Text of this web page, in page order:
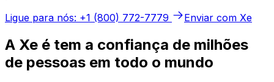
Ligue para nós: +1 (800) 772-7779
Enviar com Xe
A Xe é tem a confiança de milhões
de pessoas em todo o mundo